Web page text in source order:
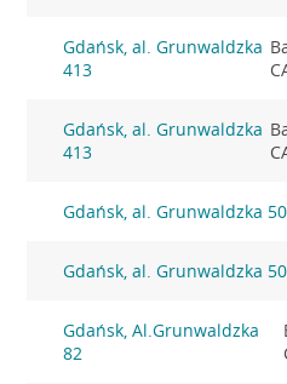
Gdańsk, al. Grunwaldzka
413
Gdańsk, al. Grunwaldzka
413
Gdańsk, al. Grunwaldzka
Gdańsk, al. Grunwaldzka
Gdańsk, Al.Grunwaldzka
82